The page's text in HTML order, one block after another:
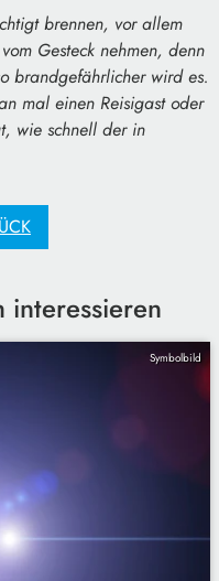
brennen, vor allem
Gesteck nehmen, denn
brandgefährlicher wird es.
mal einen Reisigast oder
wie schnell der in
interessieren
Symbolbild